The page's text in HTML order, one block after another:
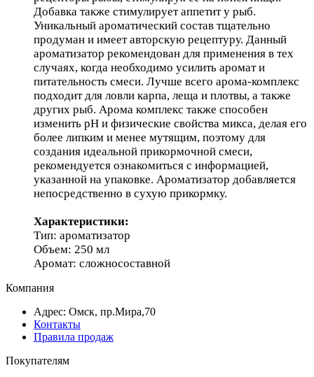
Добавка также стимулирует аппетит у рыб.
Уникальный ароматический состав тщательно
продуман и имеет авторскую рецептуру. Данный
ароматизатор рекомендован для применения в тех
случаях, когда необходимо усилить аромат и
питательность смеси. Лучше всего арома-комплекс
подходит для ловли карпа, леща и плотвы, а также
других рыб. Арома комплекс также способен
изменить pH и физические свойства микса, делая его
более липким и менее мутящим, поэтому для
создания идеальной прикормочной смеси,
рекомендуется ознакомиться с информацией,
указанной на упаковке. Ароматизатор добавляется
непосредственно в сухую прикормку.
Характеристики:
Тип: ароматизатор
Объем: 250 мл
Аромат: сложносоставной
Компания
Адрес: Омск, пр.Мира,70
Контакты
Правила продаж
Покупателям